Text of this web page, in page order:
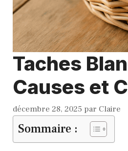
Taches
Causes et
décembre 28, 2025 par Claire
Sommaire :